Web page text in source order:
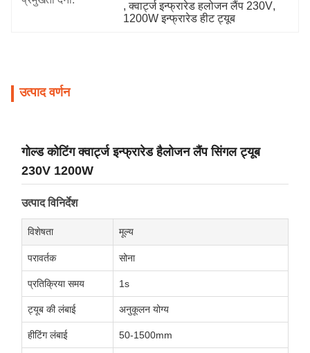
, क्वार्ट्ज इन्फ्रारेड हलोजन लैंप 230V,
1200W इन्फ्रारेड हीट ट्यूब
उत्पाद वर्णन
गोल्ड कोटिंग क्वार्ट्ज इन्फ्रारेड हैलोजन लैंप सिंगल ट्यूब
230V 1200W
उत्पाद विनिर्देश
विशेषता मूल्य
परावर्तक सोना
प्रतिक्रिया समय 1s
ट्यूब की लंबाई अनुकूलन योग्य
हीटिंग लंबाई 50-1500mm